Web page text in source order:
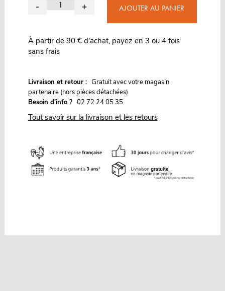
- + AJOUTER AU PANIER
À partir de 90 € d'achat, payez en 3 ou 4 fois
sans frais
Livraison et retour : Gratuit avec votre magasin
partenaire (hors pièces détachées)
Besoin d'info ? 02 72 24 05 35
Tout savoir sur la livraison et les retours